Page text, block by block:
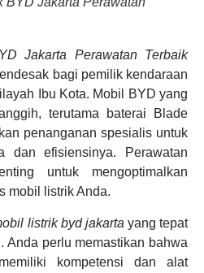
Jakarta Perawatan Terbaik
bagi pemilik kendaraan
Ibu Kota. Mobil BYD yang
terutama baterai Blade
penanganan spesialis untuk
dan efisiensinya. Perawatan
untuk mengoptimalkan
mobil listrik Anda.
listrik byd jakarta yang tepat
Anda perlu memastikan bahwa
kompetensi dan alat